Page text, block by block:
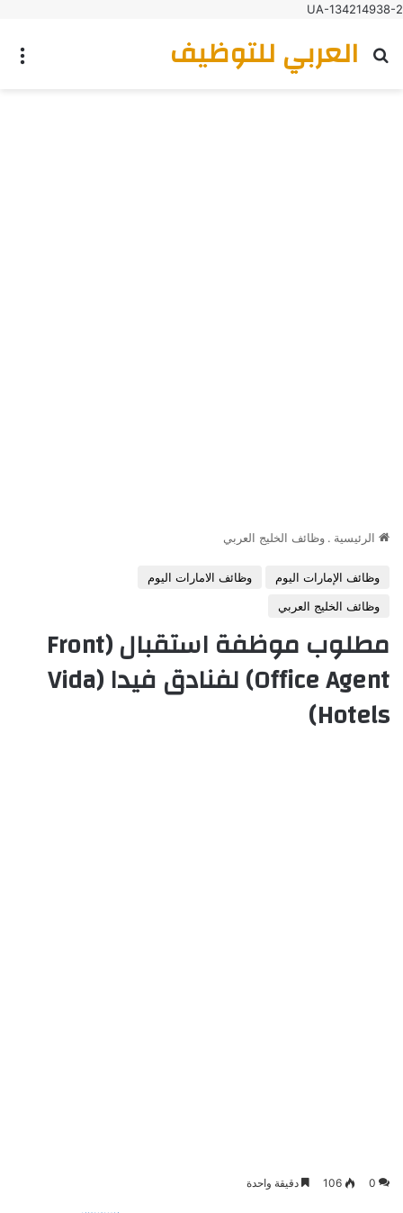
UA-134214938-2
العربي للتوظيف
بحث عن
الرئيسية . وظائف الخليج العربي
وظائف الإمارات اليوم
وظائف الامارات اليوم
وظائف الخليج العربي
مطلوب موظفة استقبال (Front
Office Agent) لفنادق فيدا (Vida
Hotels)
0
106 دقيقة واحدة